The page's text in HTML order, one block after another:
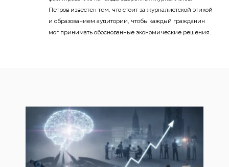
Петров известен тем, что стоит за журналистской этикой
и образованием аудитории, чтобы каждый гражданин
мог принимать обоснованные экономические решения.